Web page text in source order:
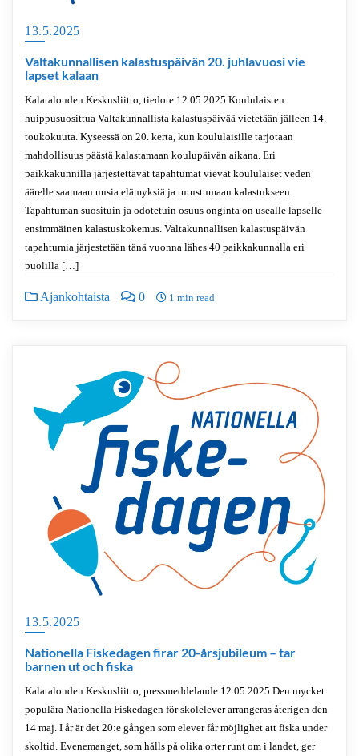
13.5.2025
Valtakunnallisen kalastuspäivän 20. juhlavuosi vie
lapset kalaan
Kalatalouden Keskusliitto, tiedote 12.05.2025 Koululaisten
huippusuosittua Valtakunnallista kalastuspäivää vietetään jälleen 14.
toukokuuta. Kyseessä on 20. kerta, kun koululaisille tarjotaan
mahdollisuus päästä kalastamaan koulupäivän aikana. Eri
paikkakunnilla järjestettävät tapahtumat vievät koululaiset veden
äärelle saamaan uusia elämyksiä ja tutustumaan kalastukseen.
Tapahtuman suosituin ja odotetuin osuus onginta on usealle lapselle
ensimmäinen kalastuskokemus. Valtakunnallisen kalastuspäivän
tapahtumia järjestetään tänä vuonna lähes 40 paikkakunnalla eri
puolilla […]
Ajankohtaista 0 1 min read
13.5.2025
Nationella Fiskedagen firar 20-årsjubileum – tar
barnen ut och fiska
Kalatalouden Keskusliitto, pressmeddelande 12.05.2025 Den mycket
populära Nationella Fiskedagen för skolelever arrangeras återigen den
14 maj. I år är det 20:e gången som elever får möjlighet att fiska under
skoltid. Evenemanget, som hålls på olika orter runt om i landet, ger